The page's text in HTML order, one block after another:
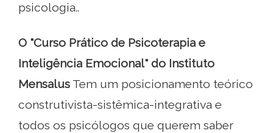
psicologia..
O "Curso Prático de Psicoterapia e
Inteligência Emocional" do Instituto
Mensalus Tem um posicionamento teórico
construtivista-sistêmica-integrativa e
todos os psicólogos que querem saber